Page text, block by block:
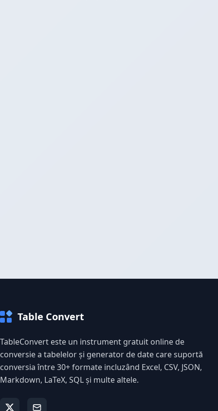
Table Convert
TableConvert este un instrument gratuit online de
conversie a tabelelor și generator de date care suportă
conversia între 30+ formate incluzând Excel, CSV, JSON,
Markdown, LaTeX, SQL și multe altele.